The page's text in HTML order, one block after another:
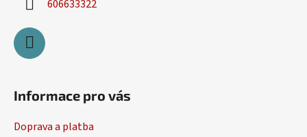
606633322
Informace pro vás
Doprava a platba